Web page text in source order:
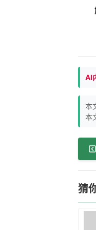
AI
本
本
猜